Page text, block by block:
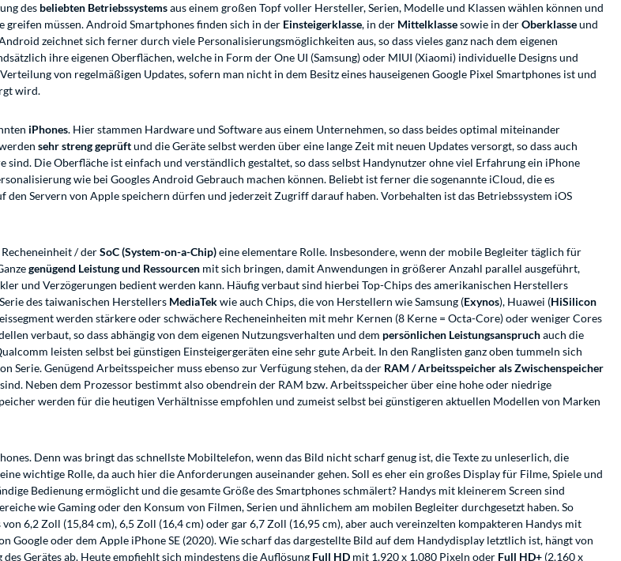
des beliebten Betriebssystemsaus einem großen Topf voller Hersteller, Serien, Modelle und Klassen wählen können und
greifen müssen. Android Smartphones finden sich in der Einsteigerklasse, in der Mittelklassesowie in derOberklasseund
zeichnet sich ferner durch viele Personalisierungsmöglichkeiten aus, so dass vieles ganz nach dem eigenen
ihre eigenen Oberflächen, welche in Form der One UI (Samsung) oder MIUI (Xiaomi) individuelle Designs und
von regelmäßigen Updates, sofern man nicht in dem Besitz eines hauseigenen Google Pixel Smartphones ist und
wird.
iPhones. Hier stammen Hardware und Software aus einem Unternehmen, so dass beides optimal miteinander
sehr streng geprüftund die Geräte selbst werden über eine lange Zeit mit neuen Updates versorgt, so dass auch
Die Oberfläche ist einfach und verständlich gestaltet, so dass selbst Handynutzer ohne viel Erfahrung ein iPhone
wie bei Googles Android Gebrauch machen können. Beliebt ist ferner die sogenannte iCloud, die es
Servern von Apple speichern dürfen und jederzeit Zugriff darauf haben. Vorbehalten ist das Betriebssystem iOS
/ derSoC (System-on-a-Chip)eine elementare Rolle. Insbesondere, wenn der mobile Begleiter täglich für
genügend Leistung und Ressourcen mit sich bringen, damit Anwendungen in größerer Anzahl parallel ausgeführt,
und Verzögerungen bedient werden kann. Häufig verbaut sind hierbei Top-Chips des amerikanischen Herstellers
des taiwanischen Herstellers MediaTekwie auch Chips, die von Herstellern wie Samsung (Exynos), Huawei (HiSilicon
werden stärkere oder schwächere Recheneinheiten mit mehr Kernen (8 Kerne = Octa-Core) oder weniger Cores
verbaut, so dass abhängig von dem eigenen Nutzungsverhalten und dem persönlichen Leistungsanspruchauch die
leisten selbst bei günstigen Einsteigergeräten eine sehr gute Arbeit. In den Ranglisten ganz oben tummeln sich
Serie. Genügend Arbeitsspeicher muss ebenso zur Verfügung stehen, da der RAM / Arbeitsspeicher als Zwischenspeicher
Neben dem Prozessor bestimmt also obendrein der RAM bzw. Arbeitsspeicher über eine hohe oder niedrige
werden für die heutigen Verhältnisse empfohlen und zumeist selbst bei günstigeren aktuellen Modellen von Marken
Denn was bringt das schnellste Mobiltelefon, wenn das Bild nicht scharf genug ist, die Texte zu unleserlich, die
eine wichtige Rolle, da auch hier die Anforderungen auseinander gehen. Soll es eher ein großes Display für Filme, Spiele und
Bedienung ermöglicht und die gesamte Größe des Smartphones schmälert? Handys mit kleinerem Screen sind
wie Gaming oder den Konsum von Filmen, Serien und ähnlichem am mobilen Begleiter durchgesetzt haben. So
6,2 Zoll (15,84 cm), 6,5 Zoll (16,4 cm) oder gar 6,7 Zoll (16,95 cm), aber auch vereinzelten kompakteren Handys mit
Google oder dem Apple iPhone SE (2020). Wie scharf das dargestellte Bild auf dem Handydisplay letztlich ist, hängt von
Gerätes ab. Heute empfiehlt sich mindestens die Auflösung Full HD mit 1.920 x 1.080 Pixeln oder Full HD+ (2.160 x